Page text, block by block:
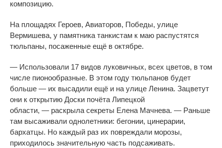
композицию.
На площадях Героев, Авиаторов, Победы, улице
Вермишева, у памятника танкистам к маю распустятся
тюльпаны, посаженные ещё в октябре.
— Использовали 17 видов луковичных, всех цветов, в том
числе пионообразные. В этом году тюльпанов будет
больше —их высадили ещё и на улице Ленина. Зацветут
они к открытию Доски почёта Липецкой
области, —раскрыла секреты Елена Мачнева. — Раньше
там высаживали однолетники: бегонии, цинерарии,
бархатцы. Но каждый раз их повреждали морозы,
приходилось значительную часть подсаживать.